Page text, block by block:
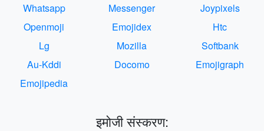
Whatsapp
Messenger
Joypixels
Openmoji
Emojidex
Htc
Lg
Mozilla
Softbank
Au-Kddi
Docomo
Emojigraph
Emojipedia
इमोजी संस्करण: